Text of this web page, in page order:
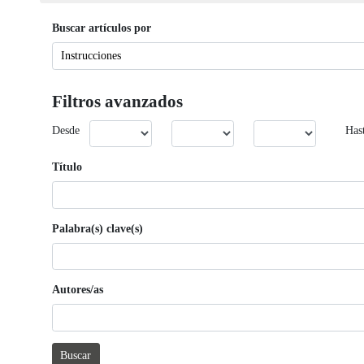
Buscar artículos por
Filtros avanzados
Desde
Título
Palabra(s) clave(s)
Autores/as
Buscar